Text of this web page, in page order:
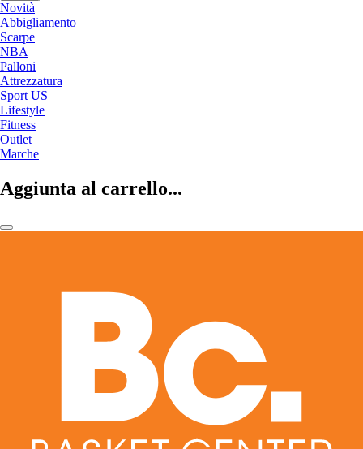
Novità
Abbigliamento
Scarpe
NBA
Palloni
Attrezzatura
Sport US
Lifestyle
Fitness
Outlet
Marche
Aggiunta al carrello...